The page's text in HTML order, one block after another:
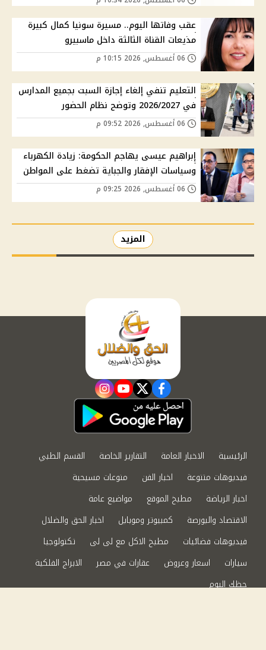
عقب وفاتها اليوم.. مسيرة سونيا كمال كبيرة
مذيعات القناة الثالثة داخل ماسبيرو
التعليم تنفي إلغاء إجازة السبت بجميع المدارس
في 2026/2027 وتوضح نظام الحضور
إبراهيم عيسى يهاجم الحكومة: زيادة الكهرباء
وسياسات الإفقار والجباية تضغط على المواطن
المزيد
facebook
twitter
youtube
instagram
الرئيسية الاخبار العامة التقارير الخاصة
القسم الطبي
فيديوهات متنوعة
اخبار الفن
منوعات مسيحية
اخبار الرياضة
مطبخ الموقع
مواضيع عامة
الاقتصاد والبورصة
كمبيوتر وموبايل
اخبار الحق والضلال
فيديوهات فضائيات
مطبخ الاكل مع لى لى
تكنولوجيا
سيارات
اسعار وعروض عقارات في مصر
الابراج الفلكية
حظك اليوم